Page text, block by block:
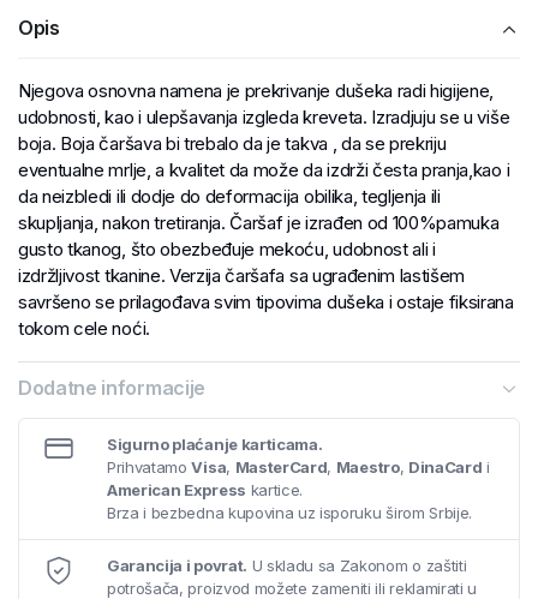
Opis
Njegova osnovna namena je prekrivanje dušeka radi higijene,
udobnosti, kao i ulepšavanja izgleda kreveta. Izradjuju se u više
boja. Boja čaršava bi trebalo da je takva , da se prekriju
eventualne mrlje, a kvalitet da može da izdrži česta pranja,kao i
da neizbledi ili dodje do deformacija obilika, tegljenja ili
skupljanja, nakon tretiranja. Čaršaf je izrađen od 100%pamuka
gusto tkanog, što obezbeđuje mekoću, udobnost ali i
izdržljivost tkanine. Verzija čaršafa sa ugrađenim lastišem
savršeno se prilagođava svim tipovima dušeka i ostaje fiksirana
tokom cele noći.
Dodatne informacije
Sigurno plaćanje karticama.
PrihvatamoVisa, MasterCard, Maestro, DinaCard i
American Express kartice.
Brza i bezbedna kupovina uz isporuku širom Srbije.
Garancija i povrat. U skladu sa Zakonom o zaštiti
potrošača, proizvod možete zameniti ili reklamirati u